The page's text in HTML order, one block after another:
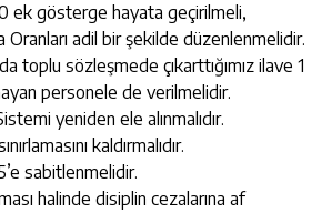
ek gösterge hayata geçirilmeli,
Oranları adil bir şekilde düzenlenmelidir.
toplu sözleşmede çıkarttığımız ilave 1
personele de verilmelidir.
yeniden ele alınmalıdır.
kaldırmalıdır.
sabitlenmelidir.
halinde disiplin cezalarına af